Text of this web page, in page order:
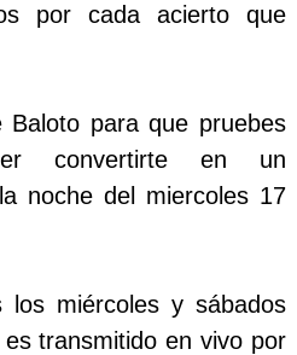
por cada acierto que
Baloto para que pruebes
convertirte en un
noche del miercoles 17
los miércoles y sábados
transmitido en vivo por